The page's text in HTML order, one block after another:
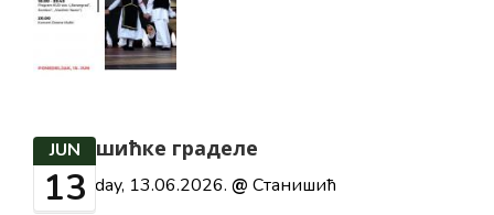
JUN
13
Станишићке граделе
Saturday, 13.06.2026. @ Станишић